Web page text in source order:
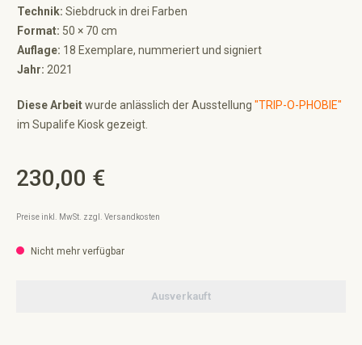
Technik: Siebdruck in drei Farben
Format: 50 × 70 cm
Auflage: 18 Exemplare, nummeriert und signiert
Jahr: 2021
Diese Arbeitwurde anlässlich der Ausstellung "TRIP-O-PHOBIE"
im Supalife Kiosk gezeigt.
Regulärer Preis:
230,00 €
Preise inkl. MwSt. zzgl. Versandkosten
Nicht mehr verfügbar
Ausverkauft